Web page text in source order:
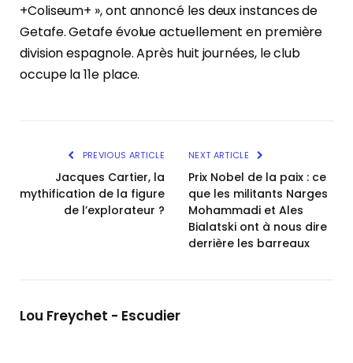
+Coliseum+ », ont annoncé les deux instances de
Getafe. Getafe évolue actuellement en première
division espagnole. Après huit journées, le club
occupe la 11e place.
PREVIOUS ARTICLE
Jacques Cartier, la
mythification de la figure
de l’explorateur ?
NEXT ARTICLE
Prix Nobel de la paix : ce
que les militants Narges
Mohammadi et Ales
Bialatski ont à nous dire
derrière les barreaux
Lou Freychet - Escudier